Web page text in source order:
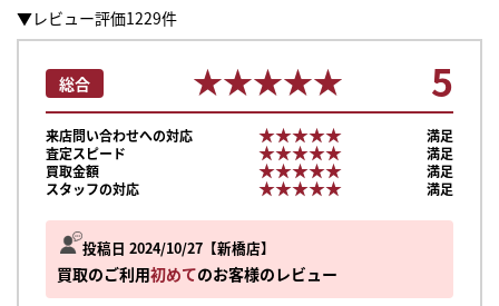
▼レビュー評価1229件
投稿日 2024/10/27 新橋店
買取のご利用初めてのお客様のレビュー
総合 ★★★★★
★★★★★ 5
来店問い合わせへの対応 ★★★★★
★★★★★
満足
査定スピード
★★★★★
★★★★★
満足
買取金額
★★★★★
★★★★★
満足
スタッフの対応
★★★★★
★★★★★ 満足